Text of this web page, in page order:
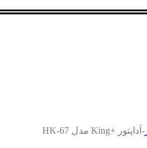
- آداپتور +King مدل HK-67